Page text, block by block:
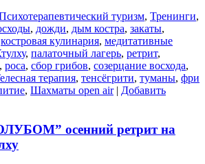
туризм, Тренинги,
, дожди, дым костра, закаты,
костровая кулинария, медитативные
, палаточный лагерь, ретрит,
, роса, сбор грибов, созерцание восхода,
терапия, тенсёгрити, туманы, фри
, Шахматы open air | Добавить
осенний ретрит на